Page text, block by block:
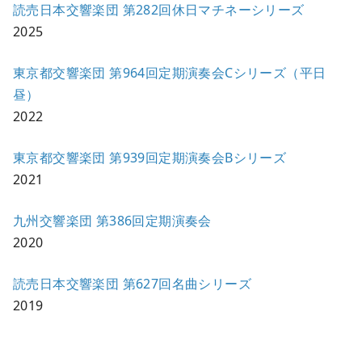
読売日本交響楽団 第282回休日マチネーシリーズ
2025
東京都交響楽団 第964回定期演奏会Cシリーズ（平日
昼）
2022
東京都交響楽団 第939回定期演奏会Bシリーズ
2021
九州交響楽団 第386回定期演奏会
2020
読売日本交響楽団 第627回名曲シリーズ
2019